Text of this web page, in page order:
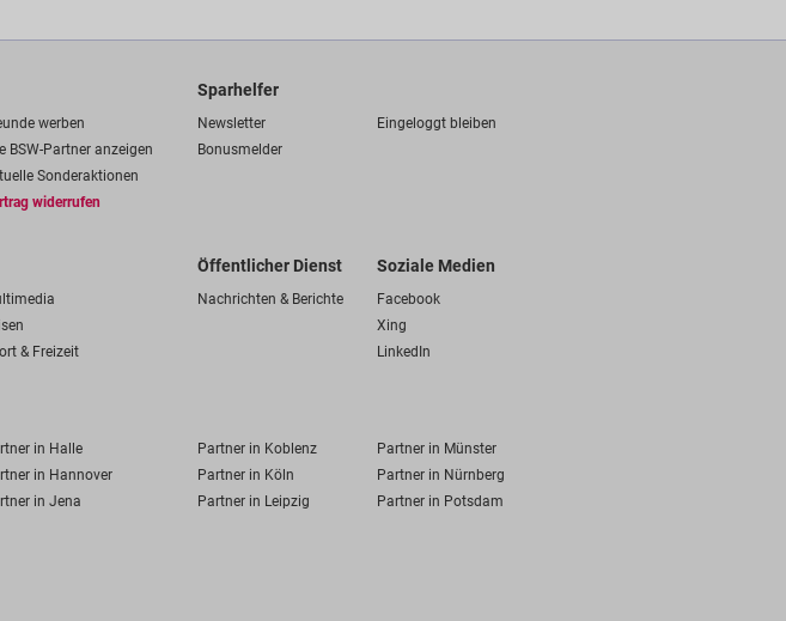
werben
BSW-Partner anzeigen
Sonderaktionen
widerrufen
Sparhelfer
Newsletter
Eingeloggt bleiben
Bonusmelder
& Freizeit
Öffentlicher Dienst
Nachrichten & Berichte
Soziale Medien
Facebook
Xing
LinkedIn
in Halle Partner in Koblenz
Partner in Münster
in Hannover Partner in Köln
Partner in Nürnberg
in Jena Partner in Leipzig Partner in Potsdam